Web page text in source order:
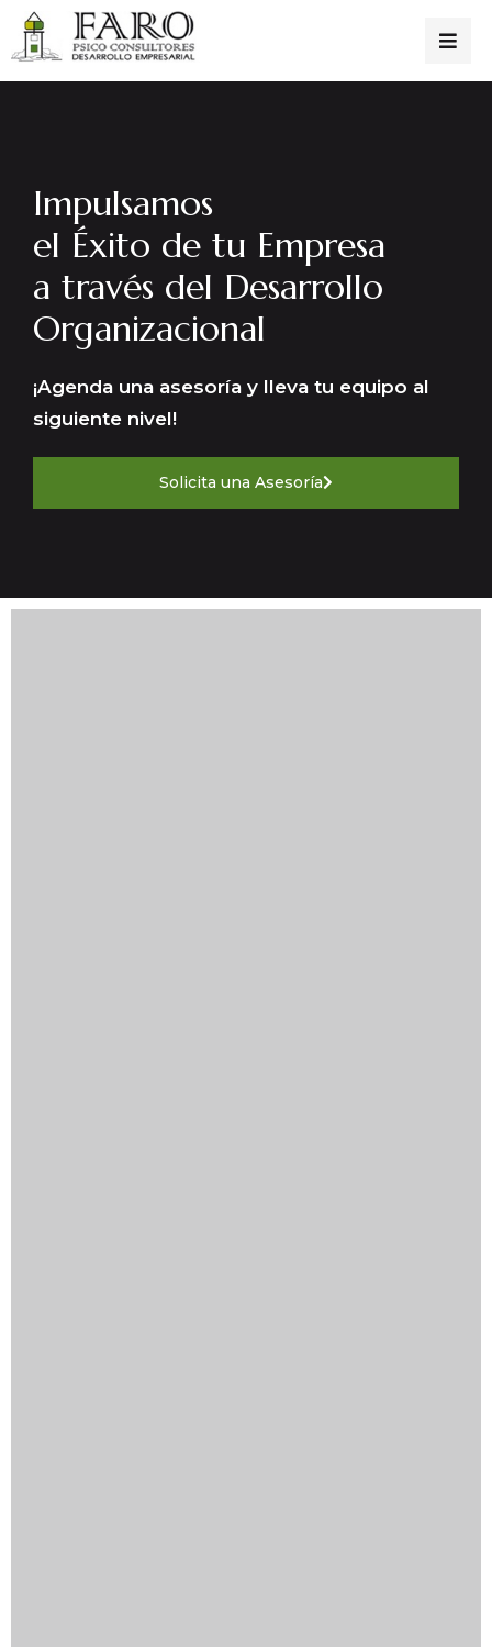
Impulsamos
el Éxito de tu Empresa
a través del Desarrollo
Organizacional
¡Agenda una asesoría y lleva tu equipo al
siguiente nivel!
Solicita una Asesoría